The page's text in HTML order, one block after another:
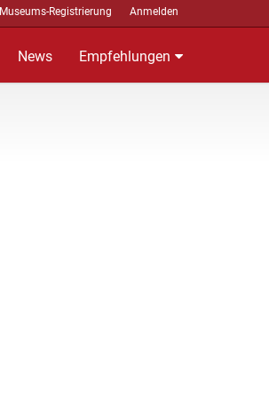
Museums-Registrierung Anmelden
News Empfehlungen